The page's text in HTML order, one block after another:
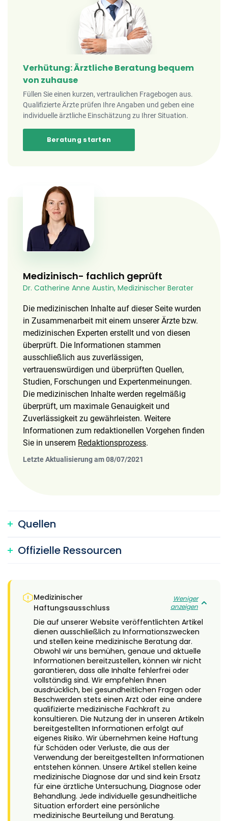
Verhütung: Ärztliche Beratung bequem
von zuhause
Füllen Sie einen kurzen, vertraulichen Fragebogen aus.
Qualifizierte Ärzte prüfen Ihre Angaben und geben eine
individuelle ärztliche Einschätzung zu Ihrer Situation.
Beratung starten
Medizinisch- fachlich geprüft
Dr. Catherine Anne Austin, Medizinischer Berater
Die medizinischen Inhalte auf dieser Seite wurden
in Zusammenarbeit mit einem unserer Ärzte bzw.
medizinischen Experten erstellt und von diesen
überprüft. Die Informationen stammen
ausschließlich aus zuverlässigen,
vertrauenswürdigen und überprüften Quellen,
Studien, Forschungen und Expertenmeinungen.
Die medizinischen Inhalte werden regelmäßig
überprüft, um maximale Genauigkeit und
Zuverlässigkeit zu gewährleisten. Weitere
Informationen zum redaktionellen Vorgehen finden
Sie in unserem Redaktionsprozess.
Letzte Aktualisierung am 08/07/2021
Quellen
Offizielle Ressourcen
Medizinischer
Haftungsausschluss
Weniger
anzeigen
Die auf unserer Website veröffentlichten Artikel
dienen ausschließlich zu Informationszwecken
und stellen keine medizinische Beratung dar.
Obwohl wir uns bemühen, genaue und aktuelle
Informationen bereitzustellen, können wir nicht
garantieren, dass alle Inhalte fehlerfrei oder
vollständig sind. Wir empfehlen Ihnen
ausdrücklich, bei gesundheitlichen Fragen oder
Beschwerden stets einen Arzt oder eine andere
qualifizierte medizinische Fachkraft zu
konsultieren. Die Nutzung der in unseren Artikeln
bereitgestellten Informationen erfolgt auf
eigenes Risiko. Wir übernehmen keine Haftung
für Schäden oder Verluste, die aus der
Verwendung der bereitgestellten Informationen
entstehen können. Unsere Artikel stellen keine
medizinische Diagnose dar und sind kein Ersatz
für eine ärztliche Untersuchung, Diagnose oder
Behandlung. Jede individuelle gesundheitliche
Situation erfordert eine persönliche
medizinische Beurteilung und Beratung.